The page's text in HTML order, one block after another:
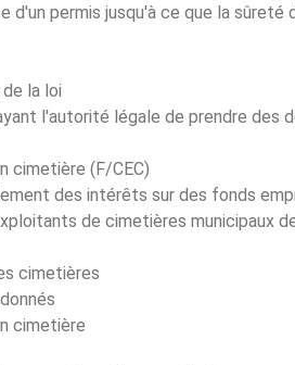
d'un permis jusqu'à ce que la
la loi
l'autorité légale de prendre des
cimetière (F/CEC)
des intérêts sur des fonds
de cimetières municipaux
cimetières
cimetière